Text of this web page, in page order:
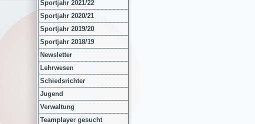
Sportjahr 2021/22
Sportjahr 2020/21
Sportjahr 2019/20
Sportjahr 2018/19
Newsletter
Lehrwesen
Schiedsrichter
Jugend
Verwaltung
Teamplayer gesucht